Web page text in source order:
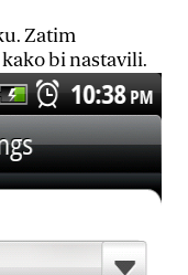
Zatim
bi nastavili.